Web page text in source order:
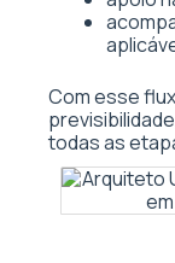
Com esse
todas as